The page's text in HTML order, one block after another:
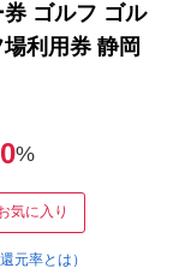
券 ゴルフ ゴル
利用券 静岡
%
気に入り
還元率とは）